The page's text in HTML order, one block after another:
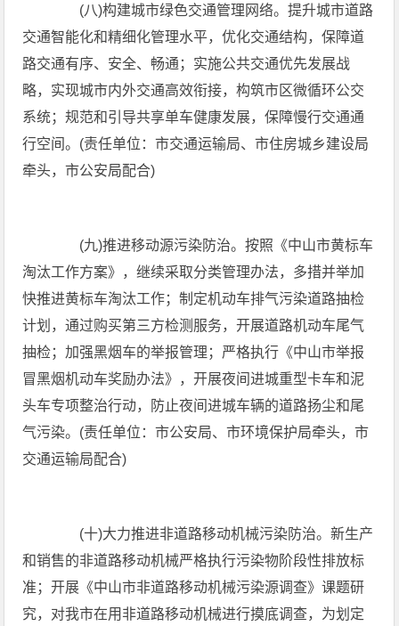
(八)构建城市绿色交通管理网络。提升城市道路
交通智能化和精细化管理水平，优化交通结构，保障道
路交通有序、安全、畅通；实施公共交通优先发展战
略，实现城市内外交通高效衔接，构筑市区微循环公交
系统；规范和引导共享单车健康发展，保障慢行交通通
行空间。(责任单位：市交通运输局、市住房城乡建设局
牵头，市公安局配合)
(九)推进移动源污染防治。按照《中山市黄标车
淘汰工作方案》，继续采取分类管理办法，多措并举加
快推进黄标车淘汰工作；制定机动车排气污染道路抽检
计划，通过购买第三方检测服务，开展道路机动车尾气
抽检；加强黑烟车的举报管理；严格执行《中山市举报
冒黑烟机动车奖励办法》，开展夜间进城重型卡车和泥
头车专项整治行动，防止夜间进城车辆的道路扬尘和尾
气污染。(责任单位：市公安局、市环境保护局牵头，市
交通运输局配合)
(十)大力推进非道路移动机械污染防治。新生产
和销售的非道路移动机械严格执行污染物阶段性排放标
准；开展《中山市非道路移动机械污染源调查》课题研
究，对我市在用非道路移动机械进行摸底调查，为划定